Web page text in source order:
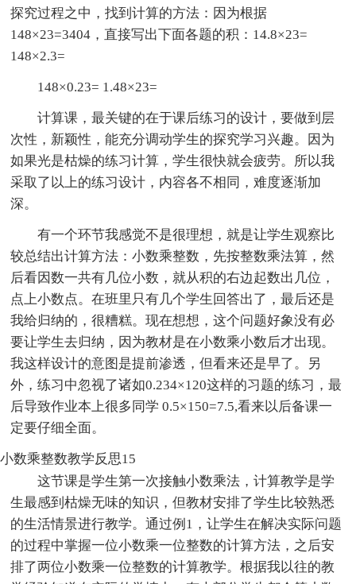
探究过程之中，找到计算的方法：因为根据
148×23=3404，直接写出下面各题的积：14.8×23=
148×2.3=
148×0.23= 1.48×23=
计算课，最关键的在于课后练习的设计，要做到层
次性，新颖性，能充分调动学生的探究学习兴趣。因为
如果光是枯燥的练习计算，学生很快就会疲劳。所以我
采取了以上的练习设计，内容各不相同，难度逐渐加
深。
有一个环节我感觉不是很理想，就是让学生观察比
较总结出计算方法：小数乘整数，先按整数乘法算，然
后看因数一共有几位小数，就从积的右边起数出几位，
点上小数点。在班里只有几个学生回答出了，最后还是
我给归纳的，很糟糕。现在想想，这个问题好象没有必
要让学生去归纳，因为教材是在小数乘小数后才出现。
我这样设计的意图是提前渗透，但看来还是早了。另
外，练习中忽视了诸如0.234×120这样的习题的练习，最
后导致作业本上很多同学 0.5×150=7.5,看来以后备课一
定要仔细全面。
小数乘整数教学反思15
这节课是学生第一次接触小数乘法，计算教学是学
生最感到枯燥无味的知识，但教材安排了学生比较熟悉
的生活情景进行教学。通过例1，让学生在解决实际问题
的过程中掌握一位小数乘一位整数的计算方法，之后安
排了两位小数乘一位整数的计算教学。根据我以往的教